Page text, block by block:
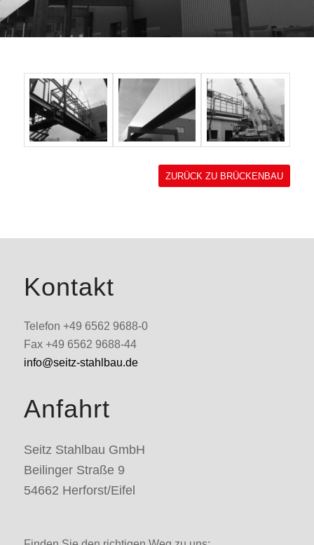
ZURÜCK ZU BRÜCKENBAU
Kontakt
Telefon +49 6562 9688-0
Fax +49 6562 9688-44
info@seitz-stahlbau.de
Anfahrt
Seitz Stahlbau GmbH
Beilinger Straße 9
54662 Herforst/Eifel